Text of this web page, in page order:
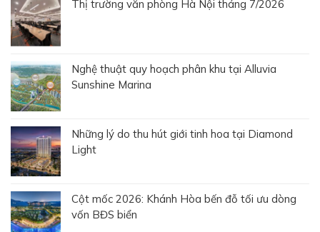
Thị trường văn phòng Hà Nội tháng 7/2026
Nghệ thuật quy hoạch phân khu tại Alluvia
Sunshine Marina
Những lý do thu hút giới tinh hoa tại Diamond
Light
Cột mốc 2026: Khánh Hòa bến đỗ tối ưu dòng
vốn BĐS biển